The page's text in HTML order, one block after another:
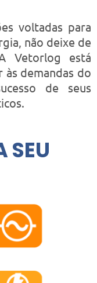
voltadas para
não deixe de
Vetorlog está
demandas do
de seus
SEU